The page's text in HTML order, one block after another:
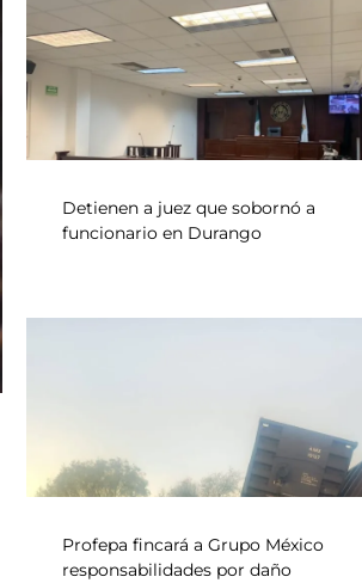
Detienen a juez que sobornó a
funcionario en Durango
Profepa fincará a Grupo México
responsabilidades por daño